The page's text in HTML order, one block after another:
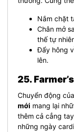
Nắm chặt
Chân mở
thế tự
Đẩy hông
lên.
25.
Chuyển động của
mới mang lại
thêm cả cẳng
những ngày